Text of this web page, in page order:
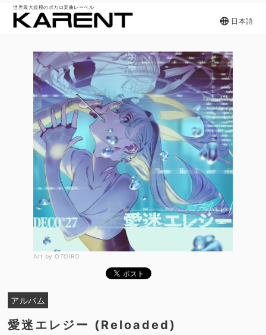
世界最大規模のボカロ楽曲レーベル
日本語
Art by OTOIRO
アルバム
愛迷エレジー (Reloaded)